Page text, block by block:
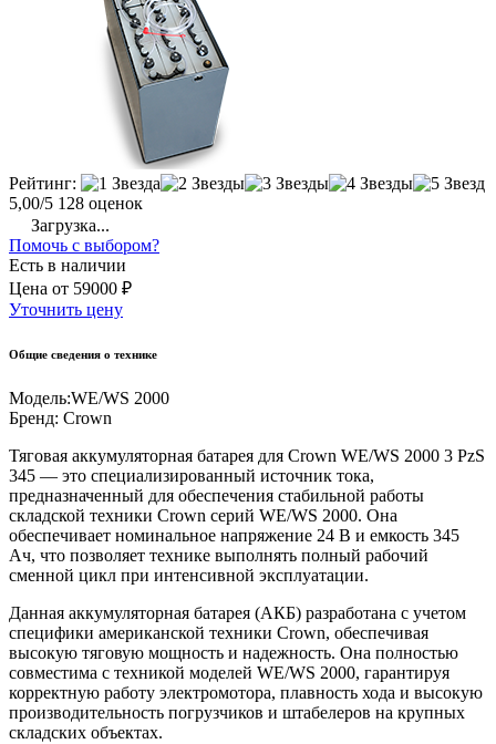
Рейтинг:
5,00/5 128 оценок
Загрузка...
Помочь с выбором?
Есть в наличии
Цена от 59000 ₽
Уточнить цену
Общие сведения о технике
Модель:WE/WS 2000
Бренд: Crown
Тяговая аккумуляторная батарея для Crown WE/WS 2000 3 PzS
345 — это специализированный источник тока,
предназначенный для обеспечения стабильной работы
складской техники Crown серий WE/WS 2000. Она
обеспечивает номинальное напряжение 24 В и емкость 345
Ач, что позволяет технике выполнять полный рабочий
сменной цикл при интенсивной эксплуатации.
Данная аккумуляторная батарея (АКБ) разработана с учетом
специфики американской техники Crown, обеспечивая
высокую тяговую мощность и надежность. Она полностью
совместима с техникой моделей WE/WS 2000, гарантируя
корректную работу электромотора, плавность хода и высокую
производительность погрузчиков и штабелеров на крупных
складских объектах.